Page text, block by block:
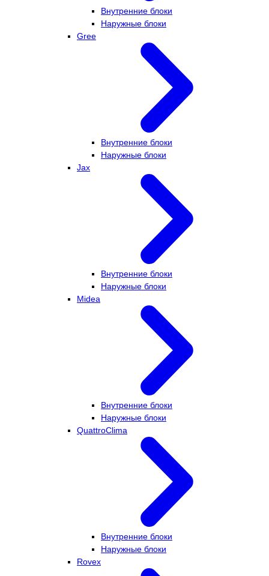
Внутренние блоки
Наружные блоки
Gree
Внутренние блоки
Наружные блоки
Jax
Внутренние блоки
Наружные блоки
Midea
Внутренние блоки
Наружные блоки
QuattroClima
Внутренние блоки
Наружные блоки
Rovex